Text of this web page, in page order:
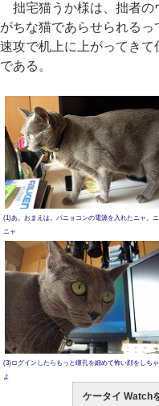
拙宅猫うか様は、拙者の
がちな猫であらせられる
速攻で机上に上がってき
である。
(1)あ。おまえは。パニョコンの電源を入れたニャ。
ニャ
(3)ログインしたらもっと瞳孔を細めて怖い顔をしち
よ
ケータイ Watch